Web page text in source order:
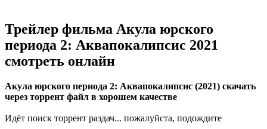
Трейлер фильма Акула юрского
периода 2: Аквапокалипсис 2021
смотреть онлайн
Акула юрского периода 2: Аквапокалипсис (2021) скачать
через торрент файл в хорошем качестве
Идёт поиск торрент раздач... пожалуйста, подождите